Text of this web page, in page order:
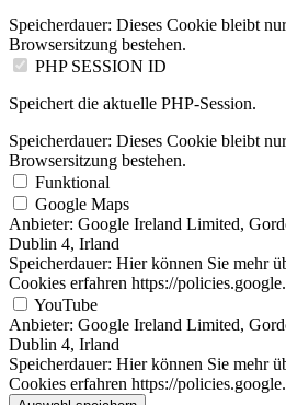
Speicherdauer: Dieses Cookie bleibt
Browsersitzung bestehen.
PHP SESSION ID
Speichert die aktuelle PHP-Session.
Speicherdauer: Dieses Cookie bleibt
Browsersitzung bestehen.
Funktional
Google Maps
Anbieter: Google Ireland Limited,
Dublin 4, Irland
Speicherdauer: Hier können Sie mehr
Cookies erfahren https://
YouTube
Anbieter: Google Ireland Limited,
Dublin 4, Irland
Speicherdauer: Hier können Sie mehr
Cookies erfahren https://